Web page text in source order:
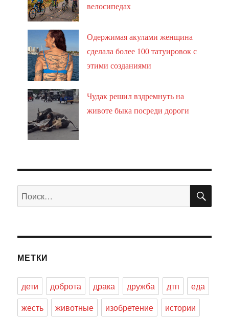
велосипедах
Одержимая акулами женщина
сделала более 100 татуировок с
этими созданиями
Чудак решил вздремнуть на
животе быка посреди дороги
Искать:
МЕТКИ
дети доброта драка дружба дтп
еда
жесть
животные изобретение истории